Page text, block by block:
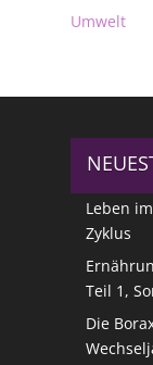
Umwelt
Leben
Zyklus
Teil 1,
Die